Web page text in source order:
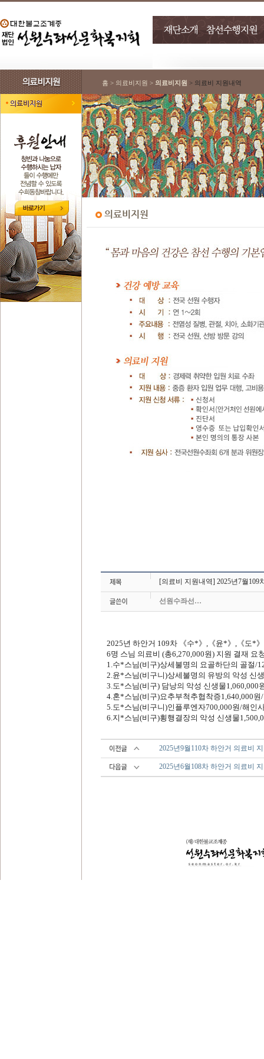
홈 > 의료비지원 > 의료비지원 > 의료비 지원내역
[의료비 지원내역] 2025년7월109
선원수좌선…
2025년 하안거 109차 《수*》 ,《윤*》 ,《도*》
6명 스님 의료비 (총6,270,000원) 지원 결재 요
1.수*스님(비구)상세불명의 요골하단의 골절/
2.윤*스님(비구니)상세불명의 유방의 악성 신
3.도*스님(비구) 담낭의 악성 신생물1,060,000
4.혼*스님(비구)요추부척추협착증1,640,000원/
5.도*스님(비구니)인플루엔자700,000원/해인
6.지*스님(비구)횡행결장의 악성 신생물
2025년9월110차 하안거 의료비
2025년6월108차 하안거 의료비